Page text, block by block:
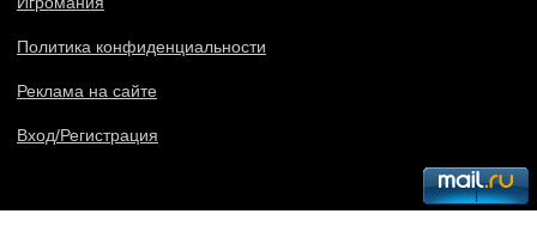
Политика конфиденциальности
Реклама на сайте
Вход/Регистрация